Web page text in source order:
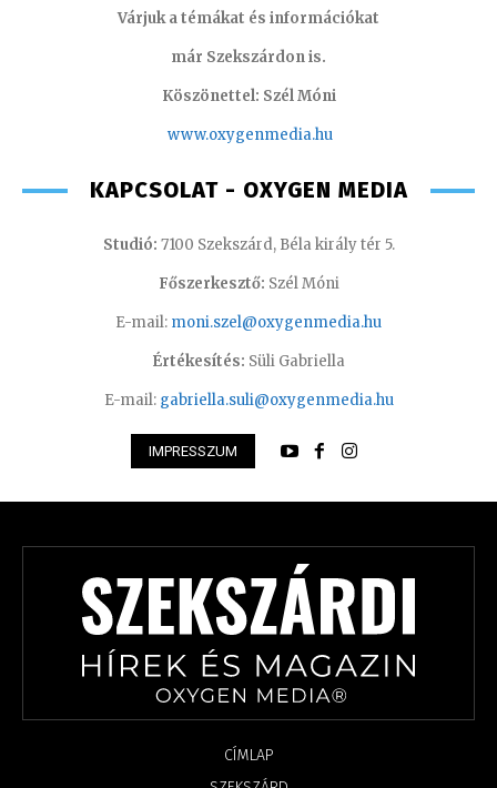
Várjuk a témákat és információkat
már Szekszárdon is.
Köszönettel: Szél Móni
www.oxygenmedia.hu
KAPCSOLAT - OXYGEN MEDIA
Studió: 7100 Szekszárd, Béla király tér 5.
Főszerkesztő: Szél Móni
E-mail: moni.szel@oxygenmedia.hu
Értékesítés: Süli Gabriella
E-mail: gabriella.suli@oxygenmedia.hu
IMPRESSZUM
CÍMLAP